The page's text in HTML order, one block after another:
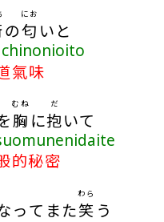
の匂
にお
いと
氣味
胸
むね
に抱
だ
いて
的秘密
ってまた笑
わら
う